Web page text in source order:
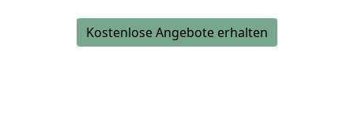
Kostenlose Angebote erhalten